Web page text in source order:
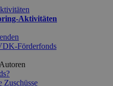
Aktivitäten
Förderfonds
Zuschüsse